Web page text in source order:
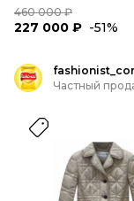
460 000 ₽
227 000 ₽ -51%
Частный